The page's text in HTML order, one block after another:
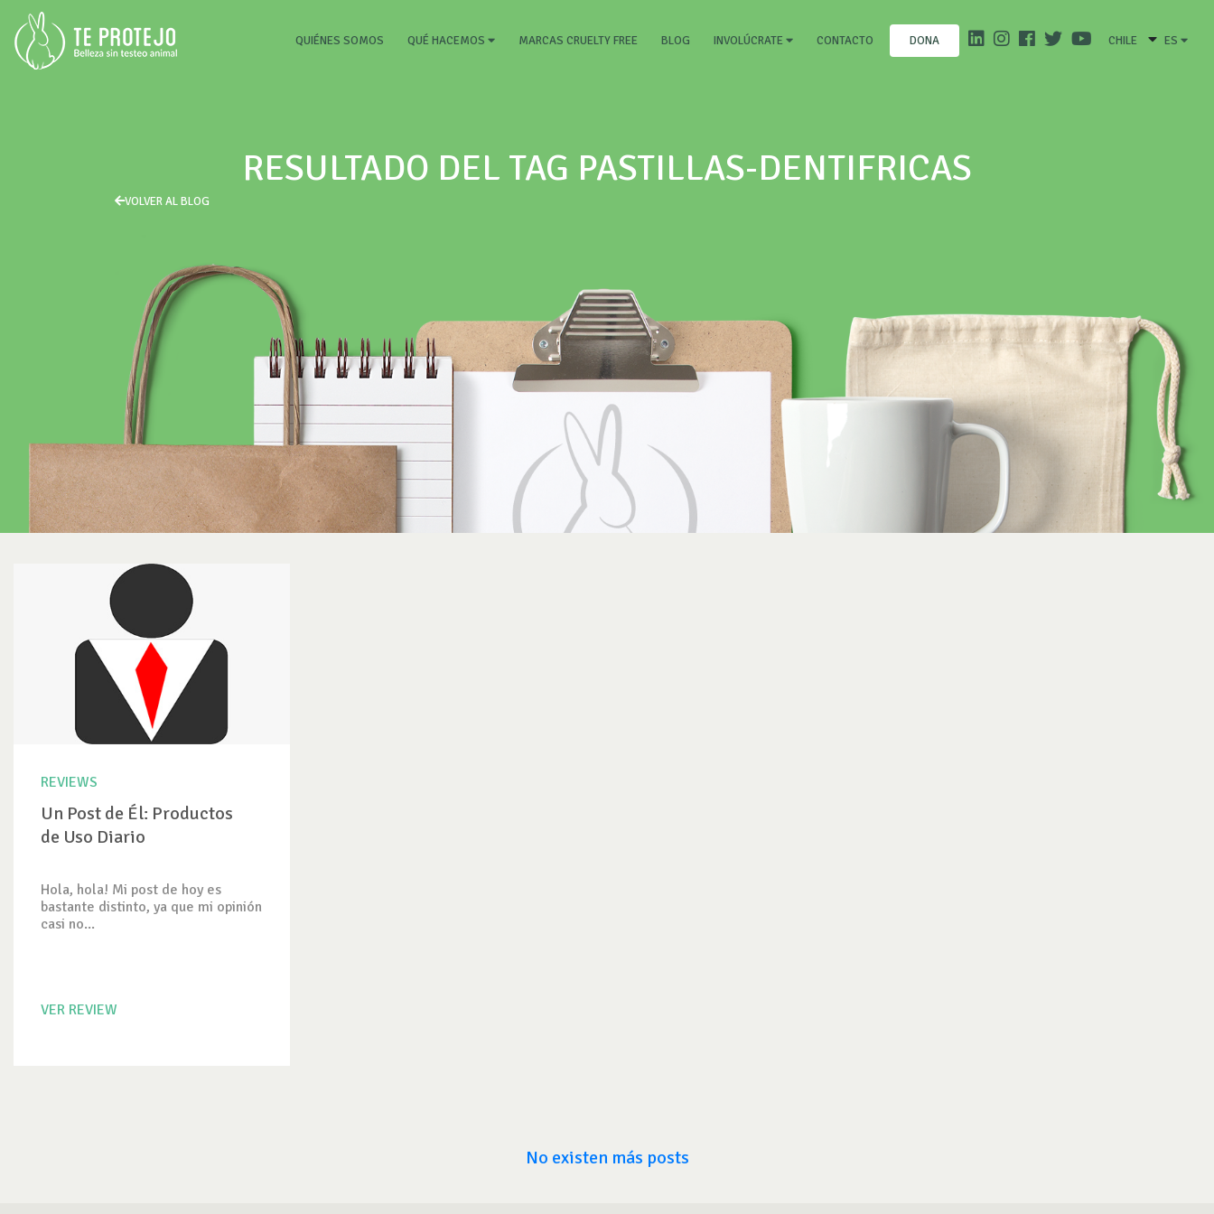
QUIÉNES SOMOS (CURRENT)
QUÉ HACEMOS MARCAS CRUELTY FREE BLOG INVOLÚCRATE CONTACTO DONA CHILE ES
RESULTADO DEL TAG PASTILLAS-DENTIFRICAS
VOLVER AL BLOG
REVIEWS
Un Post de Él: Productos
de Uso Diario
Hola, hola! Mi post de hoy es
bastante distinto, ya que mi opinión
casi no...
VER REVIEW
No existen más posts